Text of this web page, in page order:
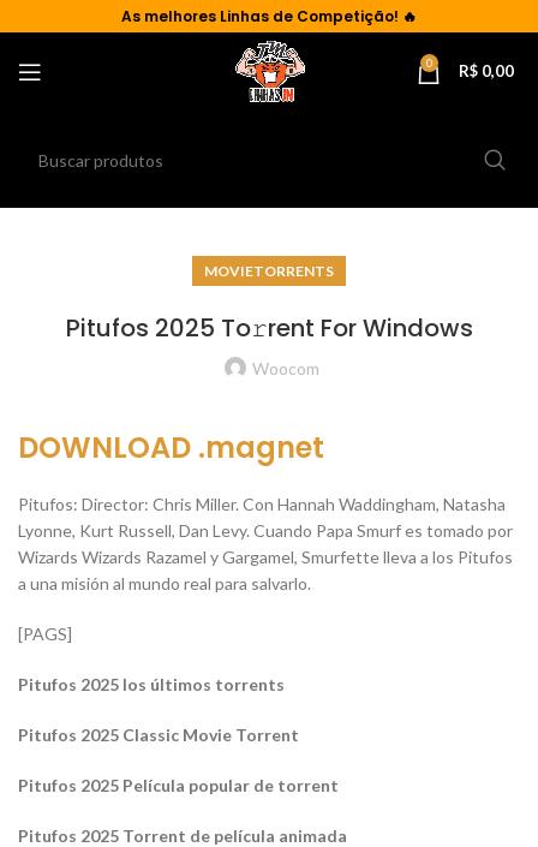
As melhores Linhas de Competição! 🔥
0 R$ 0,00
MOVIETORRENTS
Pitufos 2025 To𝚛rent For Windows
Woocom
DOWNLOAD .magnet
Pitufos: Director: Chris Miller. Con Hannah Waddingham, Natasha
Lyonne, Kurt Russell, Dan Levy. Cuando Papa Smurf es tomado por
Wizards Wizards Razamel y Gargamel, Smurfette lleva a los Pitufos
a una misión al mundo real para salvarlo.
[PAGS]
Pitufos 2025 los últimos torrents
Pitufos 2025 Classic Movie Torrent
Pitufos 2025 Película popular de torrent
Pitufos 2025 Torrent de película animada